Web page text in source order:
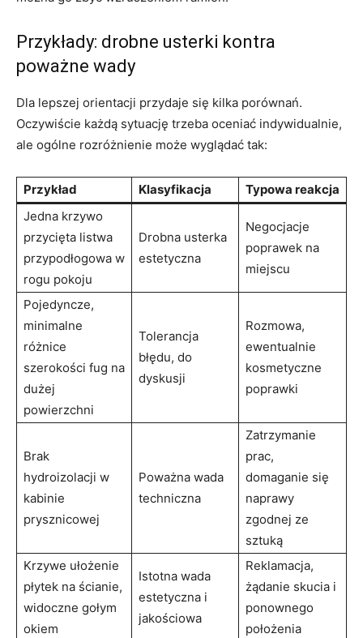
Przykłady: drobne usterki kontra
poważne wady
Dla lepszej orientacji przydaje się kilka porównań.
Oczywiście każdą sytuację trzeba oceniać indywidualnie,
ale ogólne rozróżnienie może wyglądać tak:
Przykład Klasyfikacja
Typowa reakcja
Jedna krzywo
przycięta listwa
przypodłogowa w
rogu pokoju
Drobna usterka
estetyczna
Negocjacje
poprawek na
miejscu
Pojedyncze,
minimalne
różnice
szerokości fug na
dużej
powierzchni
Tolerancja
błędu, do
dyskusji
Rozmowa,
ewentualnie
kosmetyczne
poprawki
Brak
hydroizolacji w
kabinie
prysznicowej
Poważna wada
techniczna
Zatrzymanie
prac,
domaganie się
naprawy
zgodnej ze
sztuką
Krzywe ułożenie
płytek na ścianie,
widoczne gołym
okiem
Istotna wada
estetyczna i
jakościowa
Reklamacja,
żądanie skucia i
ponownego
położenia